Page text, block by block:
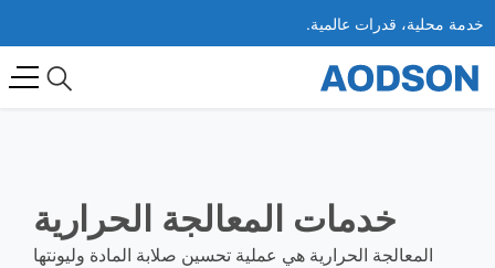
خدمة محلية، قدرات عالمية.
خدمات المعالجة الحرارية
المعالجة الحرارية هي عملية تحسين صلابة المادة وليونتها